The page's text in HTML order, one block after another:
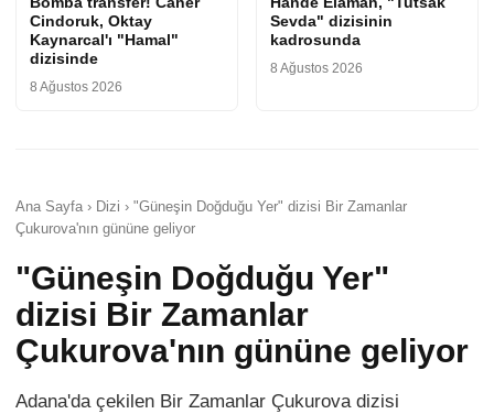
Cindoruk, Oktay
Kaynarcal'ı "Hamal"
dizisinde
8 Ağustos 2026
Sevda" dizisinin
kadrosunda
8 Ağustos 2026
Ana Sayfa › Dizi › "Güneşin Doğduğu Yer" dizisi Bir Zamanlar
Çukurova'nın gününe geliyor
"Güneşin Doğduğu Yer"
dizisi Bir Zamanlar
Çukurova'nın gününe geliyor
Adana'da çekilen Bir Zamanlar Çukurova dizisi